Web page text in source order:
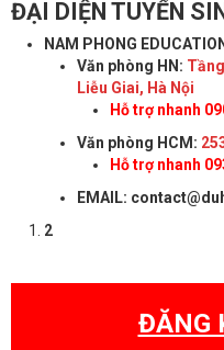
ĐẠI DIỆN TUYỂN
NAM PHONG
Văn phòng HN:
Liễu Giai, Hà Nội
Hỗ trợ nhanh
Văn phòng HCM:
Hỗ trợ nhanh
EMAIL:
2
ĐĂNG